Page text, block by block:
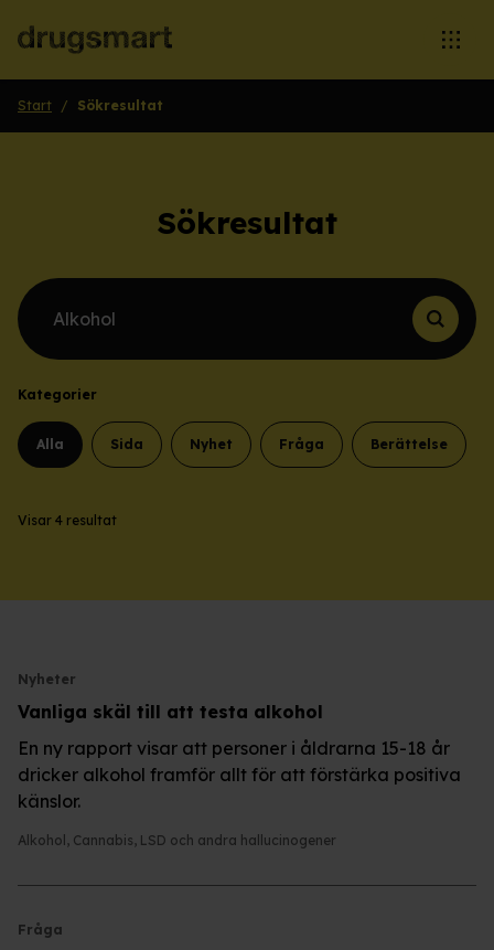
Start / Sökresultat
Sökresultat
Sök efter innehåll
Kategorier
Alla Sida Nyhet Fråga Berättelse
Visar 4 resultat
Nyheter
Vanliga skäl till att testa alkohol
En ny rapport visar att personer i åldrarna 15-18 år
dricker alkohol framför allt för att förstärka positiva
känslor.
Alkohol , Cannabis, LSD och andra hallucinogener
Fråga